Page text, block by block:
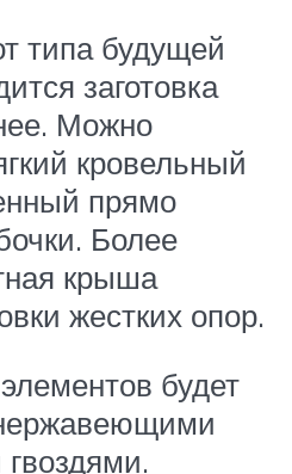
типа будущей
заготовка
Можно
кровельный
прямо
Более
крыша
жестких опор.
будет